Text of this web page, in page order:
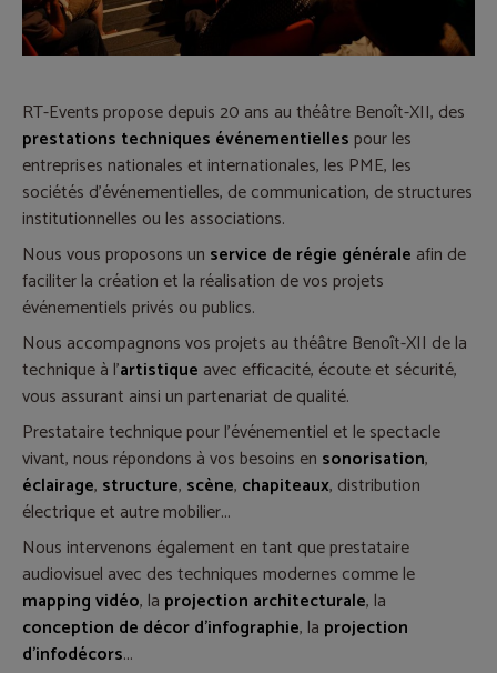
RT-Events propose depuis 20 ans au théâtre Benoît-XII, des
prestations techniques événementiellespour les
entreprises nationales et internationales, les PME, les
sociétés d'événementielles, de communication, de structures
institutionnelles ou les associations.
Nous vous proposons un service de régie générale afin de
faciliter la création et la réalisation de vos projets
événementiels privés ou publics.
Nous accompagnons vos projets au théâtre Benoît-XII de la
technique à l'artistique avec efficacité, écoute et sécurité,
vous assurant ainsi un partenariat de qualité.
Prestataire technique pour l'événementiel et le spectacle
vivant, nous répondons à vos besoins en sonorisation,
éclairage, structure, scène, chapiteaux, distribution
électrique et autre mobilier...
Nous intervenons également en tant que prestataire
audiovisuel avec des techniques modernes comme le
mapping vidéo, la projection architecturale, la
conception de décor d'infographie, la projection
d'infodécors...